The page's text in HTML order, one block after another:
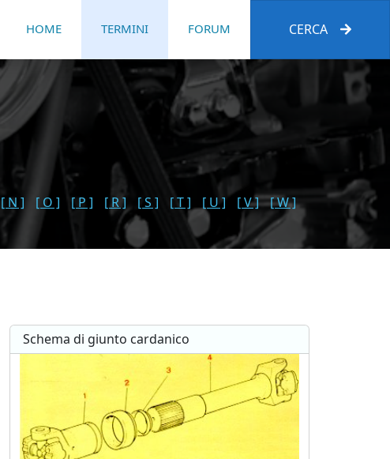
HOME TERMINI FORUM CERCA
[ N ] [ O ] [ P ] [ R ] [ S ] [ T ] [ U ] [ V ]
[ W ]
Schema di giunto cardanico